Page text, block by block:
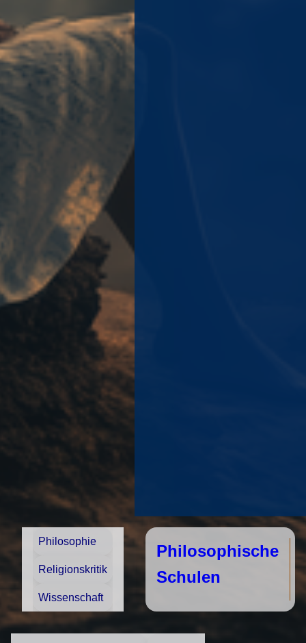
Philosophie
Religionskritik
Wissenschaft
Philosophische
Schulen